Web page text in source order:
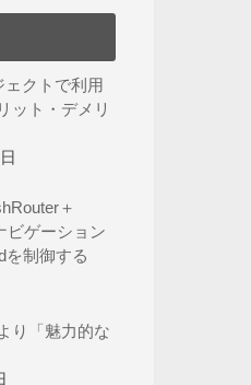
ェクトで利用
ット・デメリ
＋
ビゲーション
を制御する
り「魅力的な